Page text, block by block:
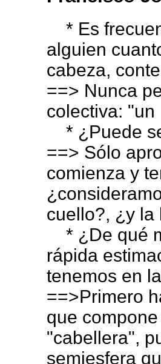
* Es
alguien
cabeza,
==> Nunca
colectiva: "un
* ¿Puede
==> Sólo
comienza y
cuello?, ¿y la
* ¿De qué
rápida
tenemos en
==>Primero
que
"cabellera",
semiesfera